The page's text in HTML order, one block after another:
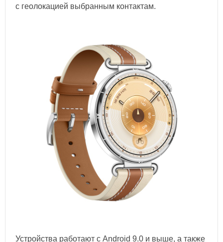
с геолокацией выбранным контактам.
Устройства работают с Android 9.0 и выше, а также